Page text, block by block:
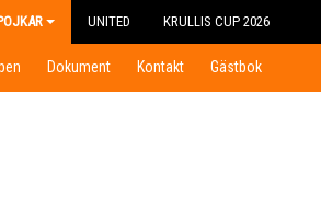
UNITED KRULLIS CUP 2026
Dokument Kontakt Gästbok